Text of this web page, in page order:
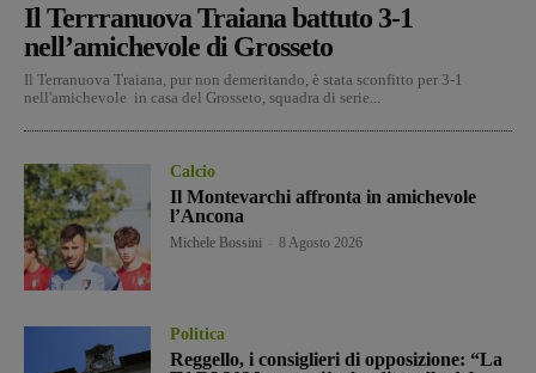
Il Terrranuova Traiana battuto 3-1
nell’amichevole di Grosseto
Il Terranuova Traiana, pur non demeritando, è stata sconfitto per 3-1
nell'amichevole in casa del Grosseto, squadra di serie...
Calcio
Il Montevarchi affronta in amichevole
l’Ancona
Michele Bossini 8 Agosto 2026
Politica
Reggello, i consiglieri di opposizione: “La